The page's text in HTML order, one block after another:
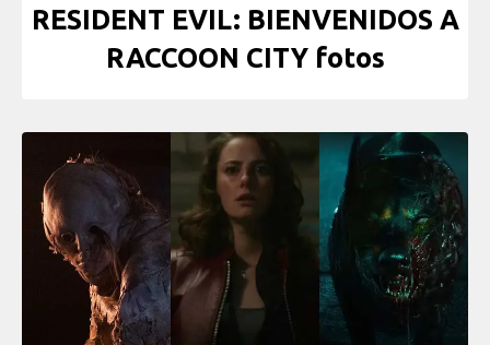
RESIDENT EVIL: BIENVENIDOS A
RACCOON CITY fotos